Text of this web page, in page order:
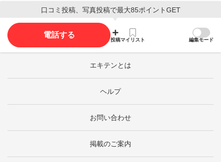
口コミ投稿、写真投稿で最大85ポイントGET
電話する
投稿マイリスト 編集モード
エキテンとは
ヘルプ
お問い合わせ
掲載のご案内